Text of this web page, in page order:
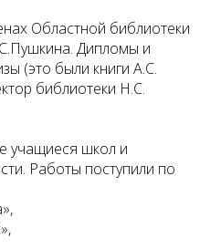
Областной библиотеки
Дипломы и
(это были книги А.С.
библиотеки Н.С.
учащиеся школ и
Работы поступили по